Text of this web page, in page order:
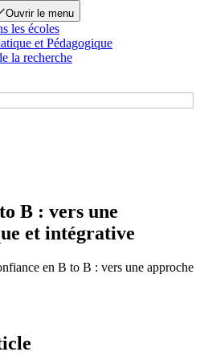
Ouvrir le menu
les écoles
et Pédagogique
la recherche
B : vers une
et intégrative
en B to B : vers une approche